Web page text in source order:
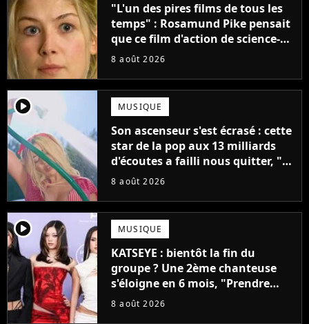
"L'un des pires films de tous les
temps" : Rosamund Pike pensait
que ce film d'action de science-
fiction avec Dwayne Johnson
8 août 2026
player2 MUSIQUE
Son ascenseur s'est écrasé : cette
star de la pop aux 13 milliards
d'écoutes a failli nous quitter, "Je
pensais ne plus jamais chanter"
8 août 2026
player2 MUSIQUE
KATSEYE : bientôt la fin du
groupe ? Une 2ème chanteuse
s'éloigne en 6 mois, "Prendre
cette décision n’a pas été facile"
8 août 2026